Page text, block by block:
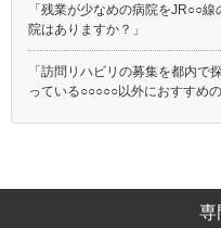
「残業が少なめの病院をJR○○
院はありますか？」
「訪問リハビリの募集を都内で
っている○○○○○以外におすすめ
専